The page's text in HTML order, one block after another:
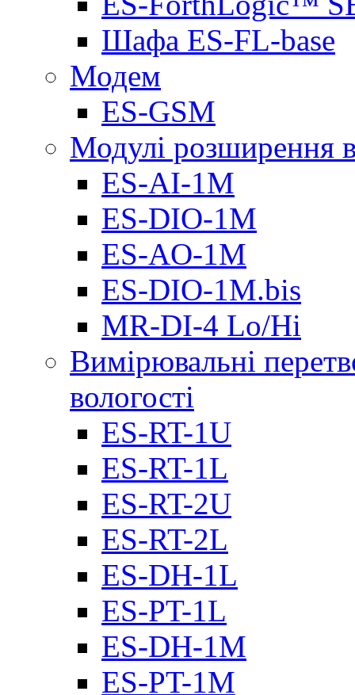
Шафа ES-FL-base
Модем
ES-GSM
Модулі розширення
ES-AI-1M
ES-DIO-1М
ES-AO-1М
ES-DIO-1M.bis
MR-DI-4 Lo/Hi
Вимірювальні
вологості
ES-RT-1U
ES-RT-1L
ES-RT-2U
ES-RT-2L
ES-DH-1L
ES-PT-1L
ES-DH-1M
ES-PT-1M